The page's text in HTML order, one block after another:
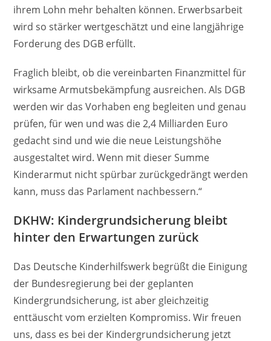
ihrem Lohn mehr behalten können. Erwerbsarbeit
wird so stärker wertgeschätzt und eine langjährige
Forderung des DGB erfüllt.
Fraglich bleibt, ob die vereinbarten Finanzmittel für
wirksame Armutsbekämpfung ausreichen. Als DGB
werden wir das Vorhaben eng begleiten und genau
prüfen, für wen und was die 2,4 Milliarden Euro
gedacht sind und wie die neue Leistungshöhe
ausgestaltet wird. Wenn mit dieser Summe
Kinderarmut nicht spürbar zurückgedrängt werden
kann, muss das Parlament nachbessern.“
DKHW: Kindergrundsicherung bleibt
hinter den Erwartungen zurück
Das Deutsche Kinderhilfswerk begrüßt die Einigung
der Bundesregierung bei der geplanten
Kindergrundsicherung, ist aber gleichzeitig
enttäuscht vom erzielten Kompromiss. Wir freuen
uns, dass es bei der Kindergrundsicherung jetzt